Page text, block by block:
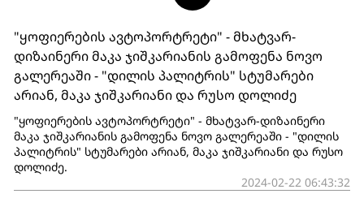
"ყოფიერების ავტოპორტრეტი" - მხატვარ-
დიზაინერი მაკა ჯიშკარიანის გამოფენა ნოვო
გალერეაში - "დილის პალიტრის" სტუმარები
არიან, მაკა ჯიშკარიანი და რუსო დოლიძე
"ყოფიერების ავტოპორტრეტი" - მხატვარ-დიზაინერი
მაკა ჯიშკარიანის გამოფენა ნოვო გალერეაში - "დილის
პალიტრის" სტუმარები არიან, მაკა ჯიშკარიანი და რუსო
დოლიძე.
2024-02-22 06:43:32